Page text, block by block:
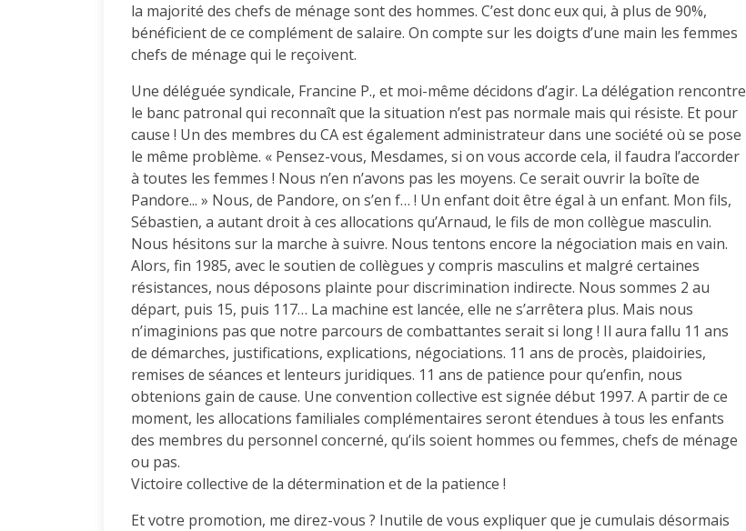
la majorité des chefs de ménage sont des hommes. C’est donc eux qui, à plus de 90%,
bénéficient de ce complément de salaire. On compte sur les doigts d’une main les femmes
chefs de ménage qui le reçoivent.
Une déléguée syndicale, Francine P., et moi-même décidons d’agir. La délégation rencontre
le banc patronal qui reconnaît que la situation n’est pas normale mais qui résiste. Et pour
cause ! Un des membres du CA est également administrateur dans une société où se pose
le même problème. « Pensez-vous, Mesdames, si on vous accorde cela, il faudra l’accorder
à toutes les femmes ! Nous n’en n’avons pas les moyens. Ce serait ouvrir la boîte de
Pandore... » Nous, de Pandore, on s’en f… ! Un enfant doit être égal à un enfant. Mon fils,
Sébastien, a autant droit à ces allocations qu’Arnaud, le fils de mon collègue masculin.
Nous hésitons sur la marche à suivre. Nous tentons encore la négociation mais en vain.
Alors, fin 1985, avec le soutien de collègues y compris masculins et malgré certaines
résistances, nous déposons plainte pour discrimination indirecte. Nous sommes 2 au
départ, puis 15, puis 117… La machine est lancée, elle ne s’arrêtera plus. Mais nous
n’imaginions pas que notre parcours de combattantes serait si long ! Il aura fallu 11 ans
de démarches, justifications, explications, négociations. 11 ans de procès, plaidoiries,
remises de séances et lenteurs juridiques. 11 ans de patience pour qu’enfin, nous
obtenions gain de cause. Une convention collective est signée début 1997. A partir de ce
moment, les allocations familiales complémentaires seront étendues à tous les enfants
des membres du personnel concerné, qu’ils soient hommes ou femmes, chefs de ménage
ou pas.
Victoire collective de la détermination et de la patience !
Et votre promotion, me direz-vous ? Inutile de vous expliquer que je cumulais désormais